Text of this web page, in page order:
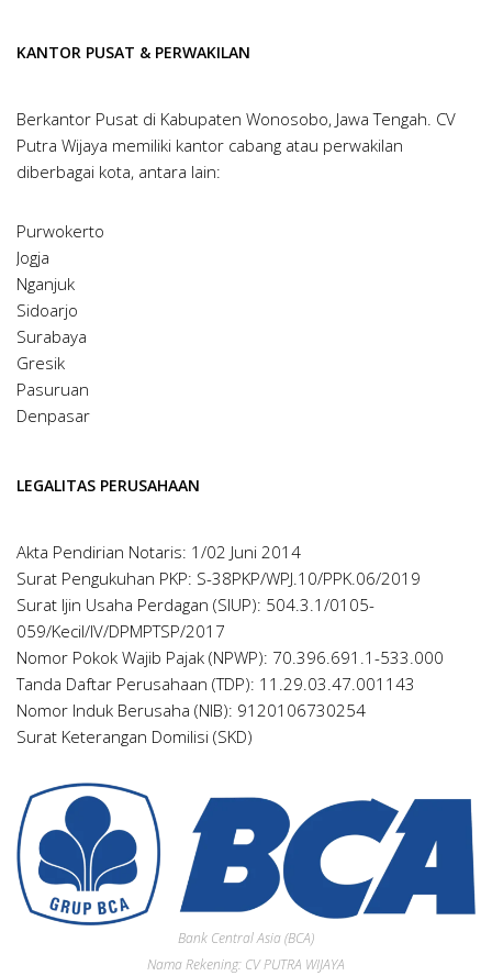
KANTOR PUSAT & PERWAKILAN
Berkantor Pusat di Kabupaten Wonosobo, Jawa Tengah. CV
Putra Wijaya memiliki kantor cabang atau perwakilan
diberbagai kota, antara lain:
Purwokerto
Jogja
Nganjuk
Sidoarjo
Surabaya
Gresik
Pasuruan
Denpasar
LEGALITAS PERUSAHAAN
Akta Pendirian Notaris: 1/02 Juni 2014
Surat Pengukuhan PKP: S-38PKP/WPJ.10/PPK.06/2019
Surat Ijin Usaha Perdagan (SIUP): 504.3.1/0105-
059/Kecil/IV/DPMPTSP/2017
Nomor Pokok Wajib Pajak (NPWP): 70.396.691.1-533.000
Tanda Daftar Perusahaan (TDP): 11.29.03.47.001143
Nomor Induk Berusaha (NIB): 9120106730254
Surat Keterangan Domilisi (SKD)
Bank Central Asia (BCA)
Nama Rekening: CV PUTRA WIJAYA